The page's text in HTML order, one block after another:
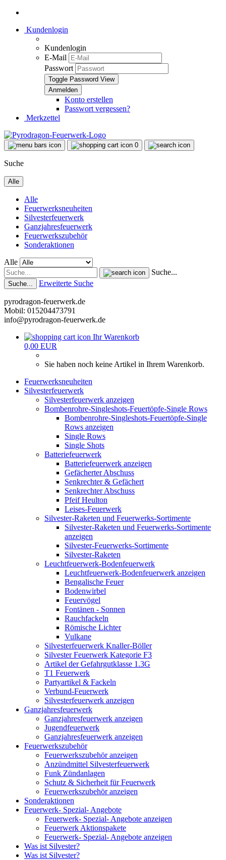
Kundenlogin
Kundenlogin
E-Mail
Passwort
Toggle Password View
Konto erstellen
Passwort vergessen?
Merkzettel
0
Suche
Alle
Alle
Feuerwerksneuheiten
Silvesterfeuerwerk
Ganzjahresfeuerwerk
Feuerwerkszubehör
Sonderaktionen
Alle
Suche...
Suche... Erweiterte Suche
pyrodragon-feuerwerk.de
Mobil: 015204473791
info@pyrodragon-feuerwerk.de
Ihr Warenkorb
0,00 EUR
Sie haben noch keine Artikel in Ihrem Warenkorb.
Feuerwerksneuheiten
Silvesterfeuerwerk
Silvesterfeuerwerk anzeigen
Bombenrohre-Singleshots-Feuertöpfe-Single Rows
Bombenrohre-Singleshots-Feuertöpfe-Single
Rows anzeigen
Single Rows
Single Shots
Batteriefeuerwerk
Batteriefeuerwerk anzeigen
Gefächerter Abschuss
Senkrechter & Gefächert
Senkrechter Abschuss
Pfeif Heulton
Leises-Feuerwerk
Silvester-Raketen und Feuerwerks-Sortimente
Silvester-Raketen und Feuerwerks-Sortimente
anzeigen
Silvester-Feuerwerks-Sortimente
Silvester-Raketen
Leuchtfeuerwerk-Bodenfeuerwerk
Leuchtfeuerwerk-Bodenfeuerwerk anzeigen
Bengalische Feuer
Bodenwirbel
Feuervögel
Fontänen - Sonnen
Rauchfackeln
Römische Lichter
Vulkane
Silvesterfeuerwerk Knaller-Böller
Silvester Feuerwerk Kategorie F3
Artikel der Gefahrgutklasse 1.3G
T1 Feuerwerk
Partyartikel & Fackeln
Verbund-Feuerwerk
Silvesterfeuerwerk anzeigen
Ganzjahresfeuerwerk
Ganzjahresfeuerwerk anzeigen
Jugendfeuerwerk
Ganzjahresfeuerwerk anzeigen
Feuerwerkszubehör
Feuerwerkszubehör anzeigen
Anzündmittel Silvesterfeuerwerk
Funk Zündanlagen
Schutz & Sicherheit für Feuerwerk
Feuerwerkszubehör anzeigen
Sonderaktionen
Feuerwerk- Spezial- Angebote
Feuerwerk- Spezial- Angebote anzeigen
Feuerwerk Aktionspakete
Feuerwerk- Spezial- Angebote anzeigen
Was ist Silvester?
Was ist Silvester?